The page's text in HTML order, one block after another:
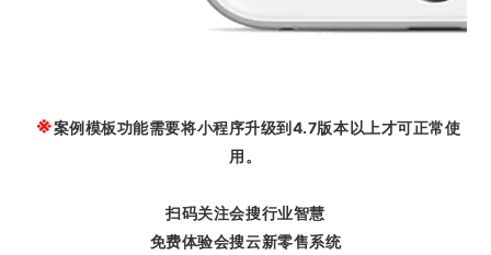
※案例模板功能需要将小程序升级到4.7版本以上才可正常使
用。
扫码关注会搜行业智慧
免费体验会搜云新零售系统